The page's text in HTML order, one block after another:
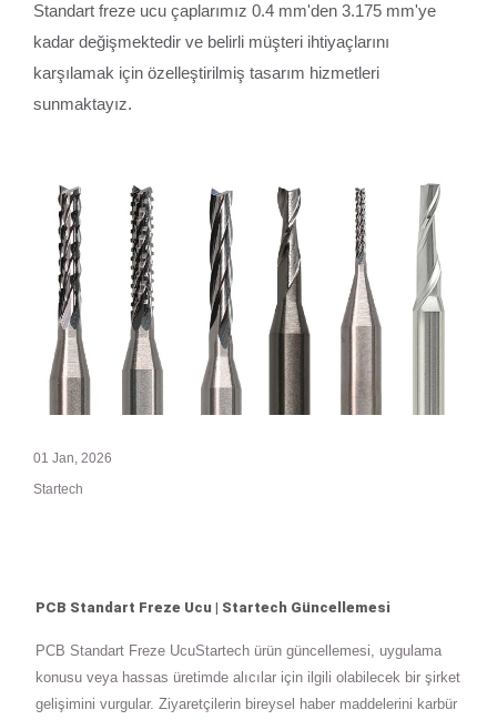
Standart freze ucu çaplarımız 0.4 mm'den 3.175 mm'ye
kadar değişmektedir ve belirli müşteri ihtiyaçlarını
karşılamak için özelleştirilmiş tasarım hizmetleri
sunmaktayız.
01 Jan, 2026
Startech
PCB Standart Freze Ucu | Startech Güncellemesi
PCB Standart Freze UcuStartech ürün güncellemesi, uygulama
konusu veya hassas üretimde alıcılar için ilgili olabilecek bir şirket
gelişimini vurgular. Ziyaretçilerin bireysel haber maddelerini karbür